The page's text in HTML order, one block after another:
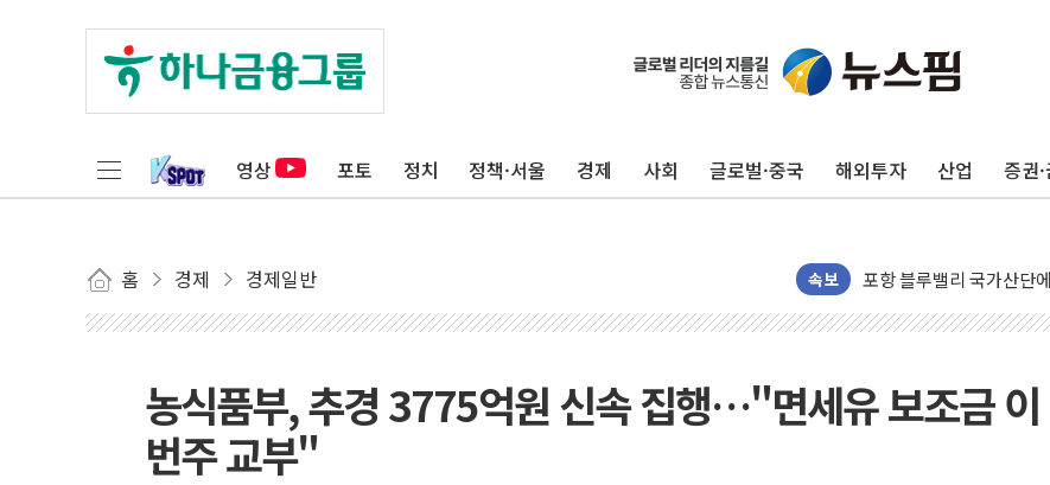
영상 포토 정치 정책·서울 경제 사회 글로벌·중국 해외투자 산업 증권
홈 경제 경제일반 속보
125mm 폭우 쏟아진 울
평택 진위면 공장서 탱크
상주 낙동강 선착장 하류
[종합] 김민석, 정청래에
인천서 말다툼 중 어머니
김민석, 강원·대구·경북
농식품부, 추경 3775억원 신속 집행…"면세유 보조금 이
번주 교부"